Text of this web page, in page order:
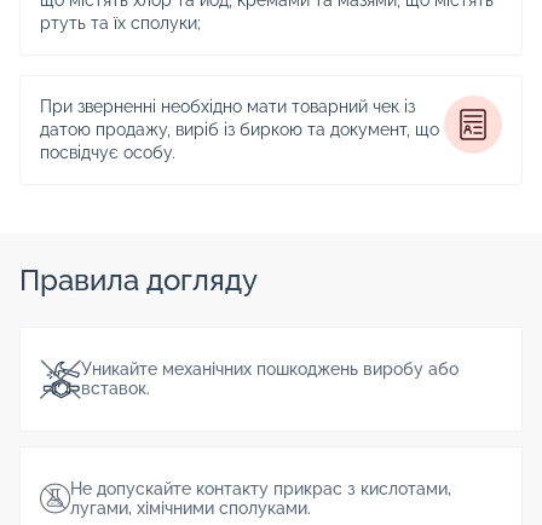
ртуть та їх сполуки;
При зверненні необхідно мати товарний чек із
датою продажу, виріб із биркою та документ, що
посвідчує особу.
Правила догляду
Уникайте механічних пошкоджень виробу або
вставок.
Не допускайте контакту прикрас з кислотами,
лугами, хімічними сполуками.